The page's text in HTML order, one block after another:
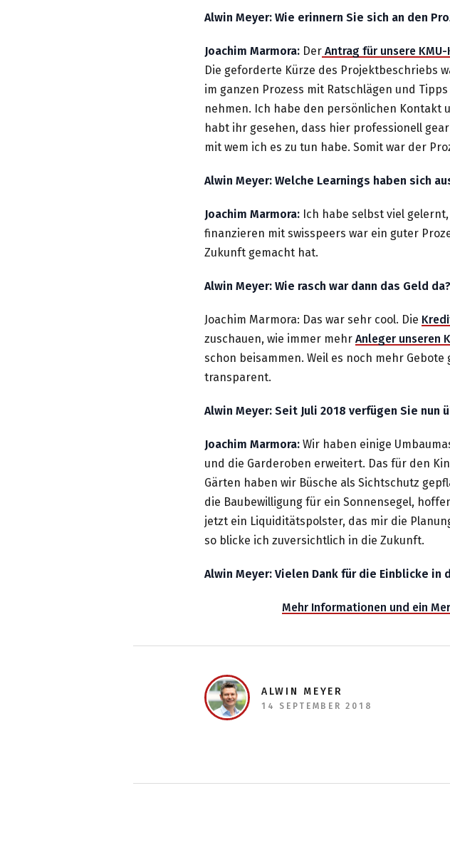
Alwin Meyer: Wie erinnern Sie sich an den
Joachim Marmora: Der Antrag für unsere
Die geforderte Kürze des Projektbeschriebs
im ganzen Prozess mit Ratschlägen und
nehmen. Ich habe den persönlichen Kontakt
habt ihr gesehen, dass hier professionell
mit wem ich es zu tun habe. Somit war der
Alwin Meyer: Welche Learnings haben sich
Joachim Marmora: Ich habe selbst viel
finanzieren mit swisspeers war ein guter
Zukunft gemacht hat.
Alwin Meyer: Wie rasch war dann das Geld da?
Joachim Marmora: Das war sehr cool. Die
zuschauen, wie immer mehr Anleger unseren
schon beisammen. Weil es noch mehr
transparent.
Alwin Meyer: Seit Juli 2018 verfügen Sie nun
Joachim Marmora: Wir haben einige
und die Garderoben erweitert. Das für den
Gärten haben wir Büsche als Sichtschutz
die Baubewilligung für ein Sonnensegel,
jetzt ein Liquiditätspolster, das mir die
so blicke ich zuversichtlich in die Zukunft.
Alwin Meyer: Vielen Dank für die Einblicke in
Mehr Informationen und ein
ALWIN MEYER
14 SEPTEMBER 2018